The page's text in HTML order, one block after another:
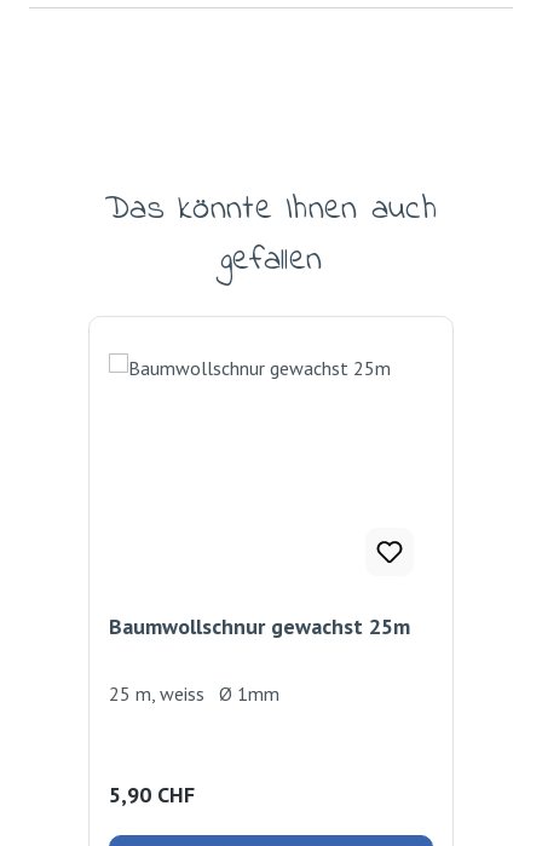
Produktgalerie überspringen
Das könnte Ihnen auch
gefallen
Baumwollschnur gewachst 25m
25 m, weiss Ø 1mm
Regulärer Preis:
5,90 CHF